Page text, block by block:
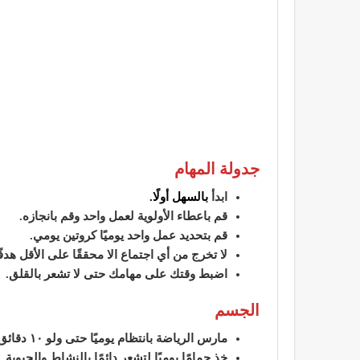
جدولة المهام
ابدأ بالسهل أولًا.
قم باعطاء الأولوية لعمل واحد وقم بانجازه.
قم بتحديد عمل واحد يوميًا كروتين يومي.
لا تخرج من أي اجتماع الا محققًا على الأقل
اضبط وقتك على مهامك حتى لا تشعر بالقلق.
الجسم
مارس الرياضة بانتظام يوميًا حتى ولو ١٠ دقائق!